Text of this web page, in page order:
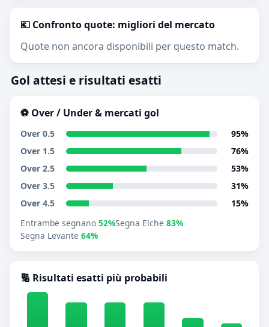
💶 Confronto quote: migliori del mercato
Quote non ancora disponibili per questo match.
Gol attesi e risultati esatti
⚽ Over / Under & mercati gol
Over 0.5
95%
Over 1.5
76%
Over 2.5
53%
Over 3.5
31%
Over 4.5
15%
Entrambe segnano 52%Segna Elche 83%
Segna Levante 64%
🔢 Risultati esatti più probabili